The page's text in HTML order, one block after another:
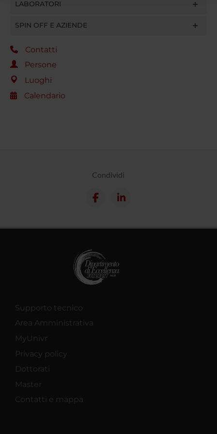
raccolto dal tuo utilizzo dei loro servizi.
LABORATORI
SPIN OFF E AZIENDE
Contatti
Persone
Luoghi
Calendario
Condividi
Supporto tecnico
Area Amministrativa
MyUnivr
Privacy policy
Dottorati
Master
Contatti e mappa